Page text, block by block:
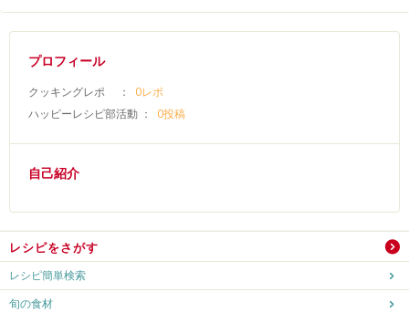
プロフィール
クッキングレポ ：
0レポ
ハッピーレシピ部活動 ：
0投稿
自己紹介
レシピをさがす
レシピ簡単検索
旬の食材